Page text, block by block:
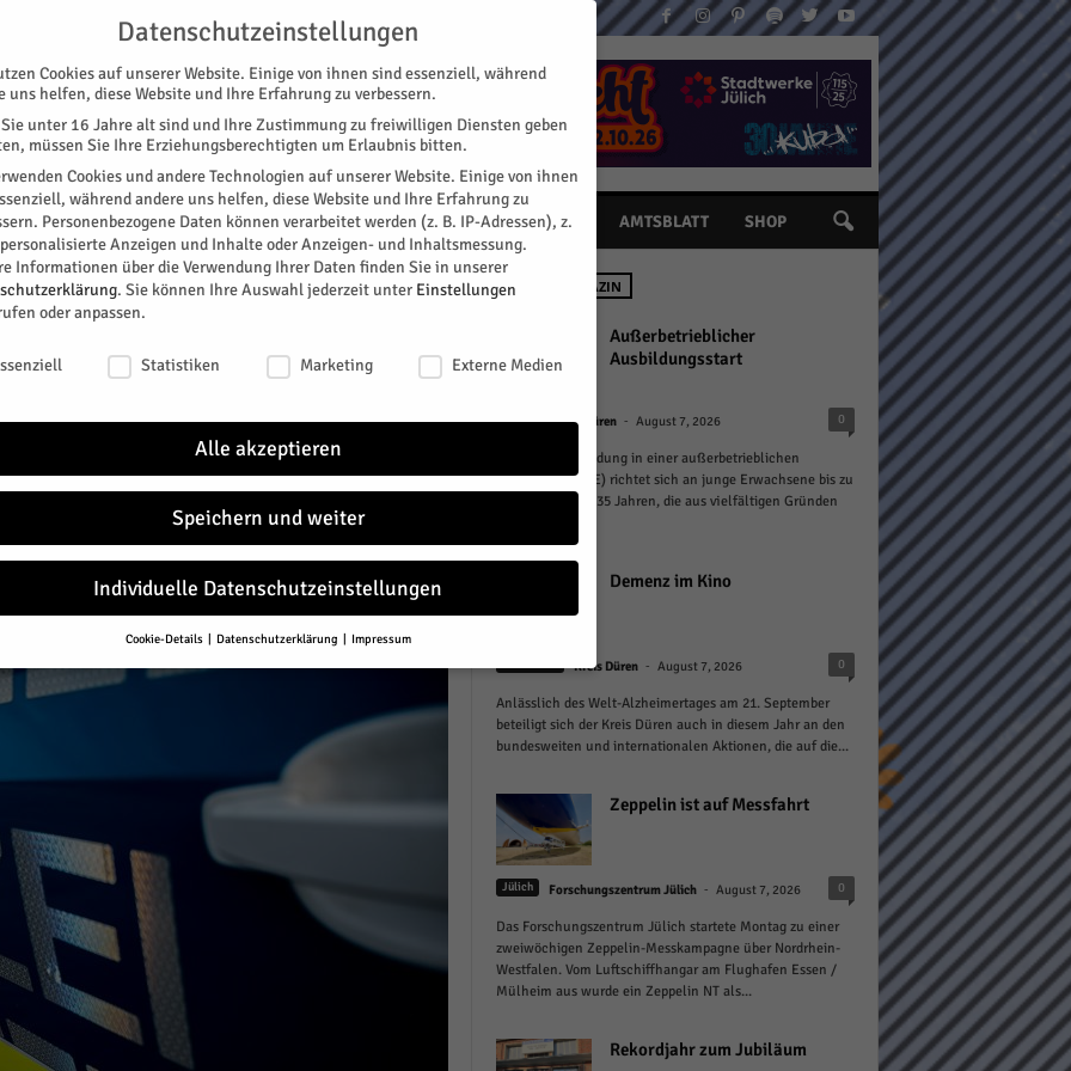
KONTAKT
SPEZIAL E-PAPER KINO GALERIE TERMINE AMTSBLATT SHOP
vermisst. Das meldet die Polizei.
NEU IM MAGAZIN
Außerbetrieblicher
Ausbildungsstart
Region Kreis Düren - August 7, 2026 0
Die Berufsausbildung in einer außerbetrieblichen
Einrichtung (BaE) richtet sich an junge Erwachsene bis zu
einem Alter von 35 Jahren, die aus vielfältigen Gründen
Demenz im Kino
Kreis Düren - August 7, 2026 0
Anlässlich des Welt-Alzheimertages am 21. September
beteiligt sich der Kreis Düren auch in diesem Jahr an den
bundesweiten und internationalen Aktionen, die auf die...
Zeppelin ist auf Messfahrt
Jülich Forschungszentrum Jülich - August 7, 2026 0
Das Forschungszentrum Jülich startete Montag zu einer
zweiwöchigen Zeppelin-Messkampagne über Nordrhein-
Westfalen. Vom Luftschiffhangar am Flughafen Essen /
Mülheim aus wurde ein Zeppelin NT als...
Rekordjahr zum Jubiläum
Datenschutzeinstellungen
Cookies auf unserer Website. Einige von ihnen sind essenziell, während
uns helfen, diese Website und Ihre Erfahrung zu verbessern.
unter 16 Jahre alt sind und Ihre Zustimmung zu freiwilligen Diensten geben
müssen Sie Ihre Erziehungsberechtigten um Erlaubnis bitten.
Cookies und andere Technologien auf unserer Website. Einige von ihnen
während andere uns helfen, diese Website und Ihre Erfahrung zu
Personenbezogene Daten können verarbeitet werden (z. B. IP-Adressen), z.
Anzeigen und Inhalte oder Anzeigen- und Inhaltsmessung.
Informationen über die Verwendung Ihrer Daten finden Sie in unserer
. Sie können Ihre Auswahl jederzeit unter Einstellungen
oder anpassen.
Statistiken Marketing Externe Medien
Alle akzeptieren
Speichern und weiter
Individuelle Datenschutzeinstellungen
Cookie-Details Datenschutzerklärung Impressum
Datenschutzeinstellungen
unter 16 Jahre alt sind und Ihre Zustimmung zu freiwilligen Diensten geben
müssen Sie Ihre Erziehungsberechtigten um Erlaubnis bitten.
Cookies und andere Technologien auf unserer Website. Einige von ihnen
während andere uns helfen, diese Website und Ihre Erfahrung zu
Personenbezogene Daten können verarbeitet werden (z. B. IP-Adressen), z.
Anzeigen und Inhalte oder Anzeigen- und Inhaltsmessung.
Informationen über die Verwendung Ihrer Daten finden Sie in unserer
Sie eine Übersicht über alle verwendeten Cookies. Sie können Ihre
zu ganzen Kategorien geben oder sich weitere Informationen anzeigen
und so nur bestimmte Cookies auswählen.
akzeptieren
und weiter